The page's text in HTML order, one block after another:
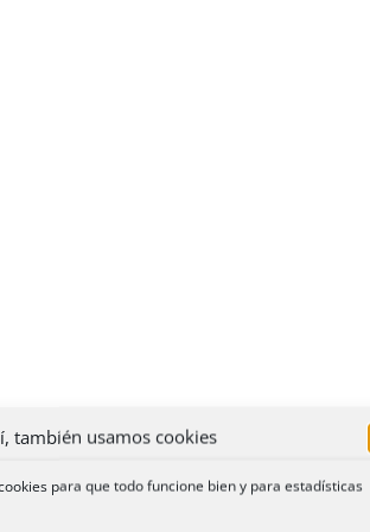
también usamos cookies
para que todo funcione bien y para estadísticas